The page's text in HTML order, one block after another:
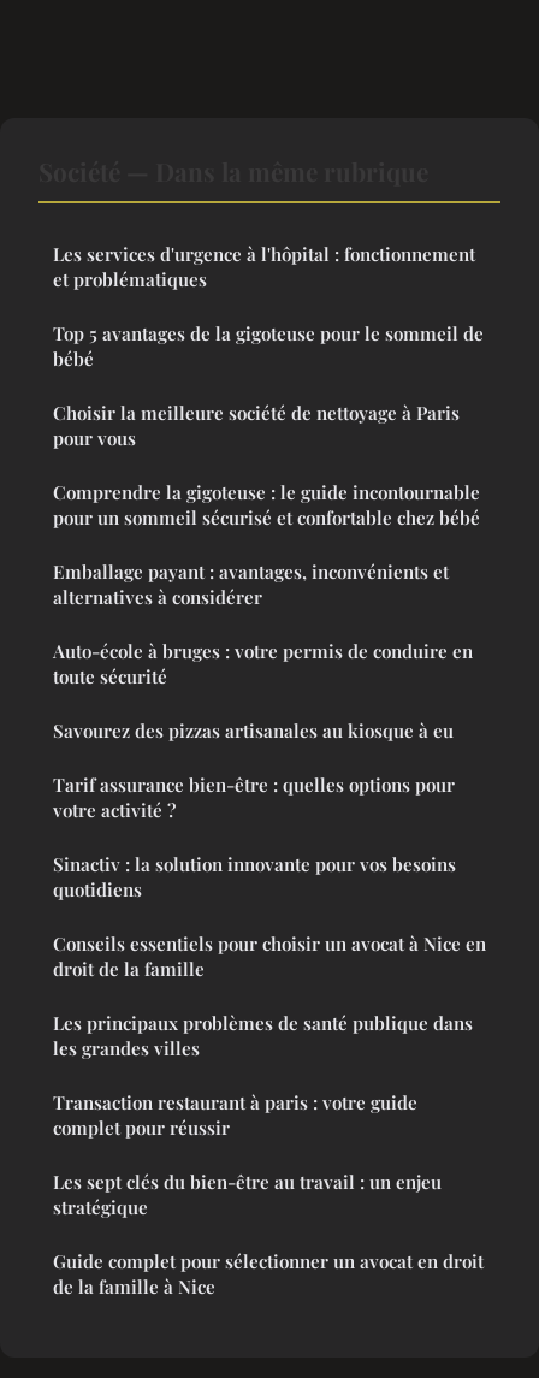
Les services d'urgence à l'hôpital : fonctionnement
et problématiques
Top 5 avantages de la gigoteuse pour le sommeil de
bébé
Choisir la meilleure société de nettoyage à Paris
pour vous
Comprendre la gigoteuse : le guide incontournable
pour un sommeil sécurisé et confortable chez bébé
Emballage payant : avantages, inconvénients et
alternatives à considérer
Auto-école à bruges : votre permis de conduire en
toute sécurité
Savourez des pizzas artisanales au kiosque à eu
Tarif assurance bien-être : quelles options pour
votre activité ?
Sinactiv : la solution innovante pour vos besoins
quotidiens
Conseils essentiels pour choisir un avocat à Nice en
droit de la famille
Les principaux problèmes de santé publique dans
les grandes villes
Transaction restaurant à paris : votre guide
complet pour réussir
Les sept clés du bien-être au travail : un enjeu
stratégique
Guide complet pour sélectionner un avocat en droit
de la famille à Nice